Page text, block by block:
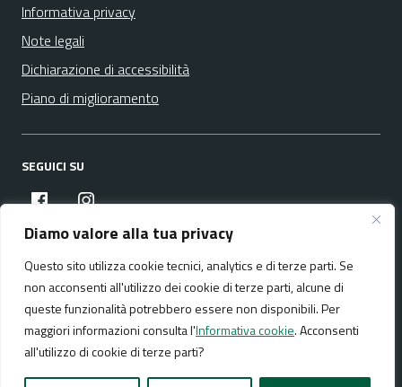
Diamo valore alla tua privacy
Questo sito utilizza cookie tecnici, analytics e di terze parti. Se
non acconsenti all'utilizzo dei cookie di terze parti, alcune di
queste funzionalità potrebbero essere non disponibili. Per
maggiori informazioni consulta l'Informativa cookie. Acconsenti
all'utilizzo di cookie di terze parti?
Informativa privacy
Note legali
Dichiarazione di accessibilità
Piano di miglioramento
SEGUICI SU
facebookinstagram
Media policy Mappa del sito
Realizzato da:NeMeA Sistemi Srl